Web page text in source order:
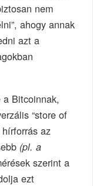
nem
ahogy annak
azt a
Bitcoinnak,
“store of
az
(pl. a
szerint a
ezt